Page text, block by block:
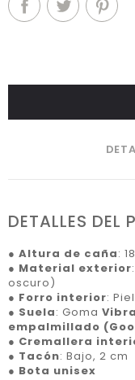
DETALLES DEL
● Altura de caña:
● Material exterior
oscuro)
● Forro interior:
● Suela: Goma
empalmillado
● Cremallera
● Tacón: Bajo, 2 cm
● Bota unisex